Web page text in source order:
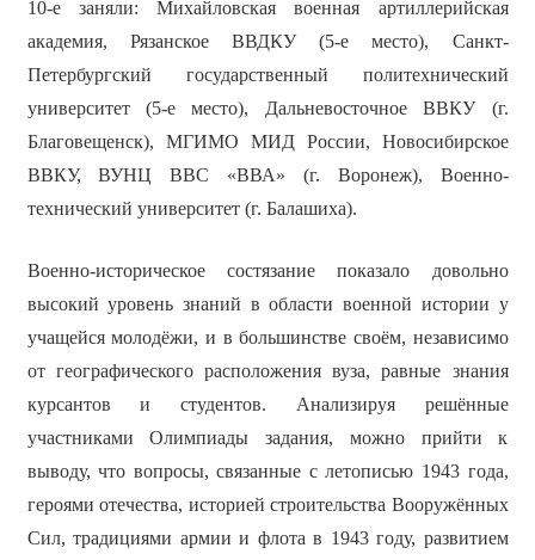
10-е заняли: Михайловская военная артиллерийская
академия, Рязанское ВВДКУ (5-е место), Санкт-
Петербургский государственный политехнический
университет (5-е место), Дальневосточное ВВКУ (г.
Благовещенск), МГИМО МИД России, Новосибирское
ВВКУ, ВУНЦ ВВС «ВВА» (г. Воронеж), Военно-
технический университет (г. Балашиха).
Военно-историческое состязание показало довольно
высокий уровень знаний в области военной истории у
учащейся молодёжи, и в большинстве своём, независимо
от географического расположения вуза, равные знания
курсантов и студентов. Анализируя решённые
участниками Олимпиады задания, можно прийти к
выводу, что вопросы, связанные с летописью 1943 года,
героями отечества, историей строительства Вооружённых
Сил, традициями армии и флота в 1943 году, развитием